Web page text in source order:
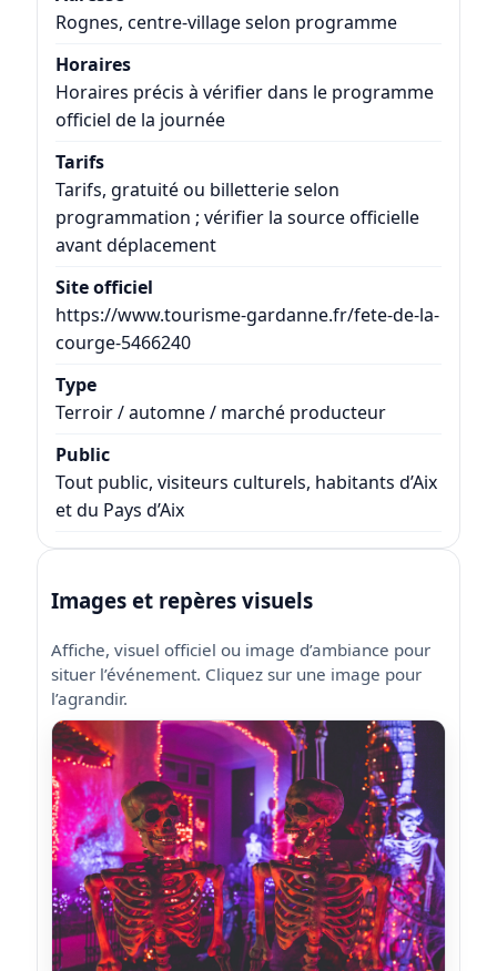
Rognes, centre-village selon programme
Horaires
Horaires précis à vérifier dans le programme
officiel de la journée
Tarifs
Tarifs, gratuité ou billetterie selon
programmation ; vérifier la source officielle
avant déplacement
Site officiel
https://www.tourisme-gardanne.fr/fete-de-la-
courge-5466240
Type
Terroir / automne / marché producteur
Public
Tout public, visiteurs culturels, habitants d’Aix
et du Pays d’Aix
Images et repères visuels
Affiche, visuel officiel ou image d’ambiance pour
situer l’événement. Cliquez sur une image pour
l’agrandir.